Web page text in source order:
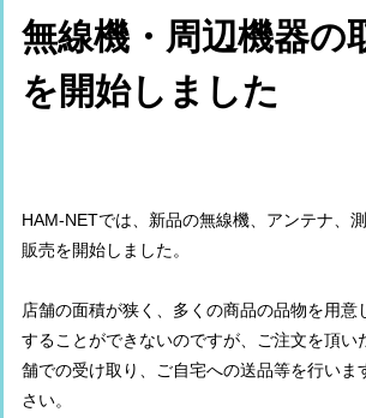
無線機・周辺機器の
を開始しました
HAM-NETでは、新品の無線機、アンテナ、
販売を開始しました。
店舗の面積が狭く、多くの商品の品物を用意
することができないのですが、ご注文を頂い
舗での受け取り、ご自宅への送品等を行いま
さい。